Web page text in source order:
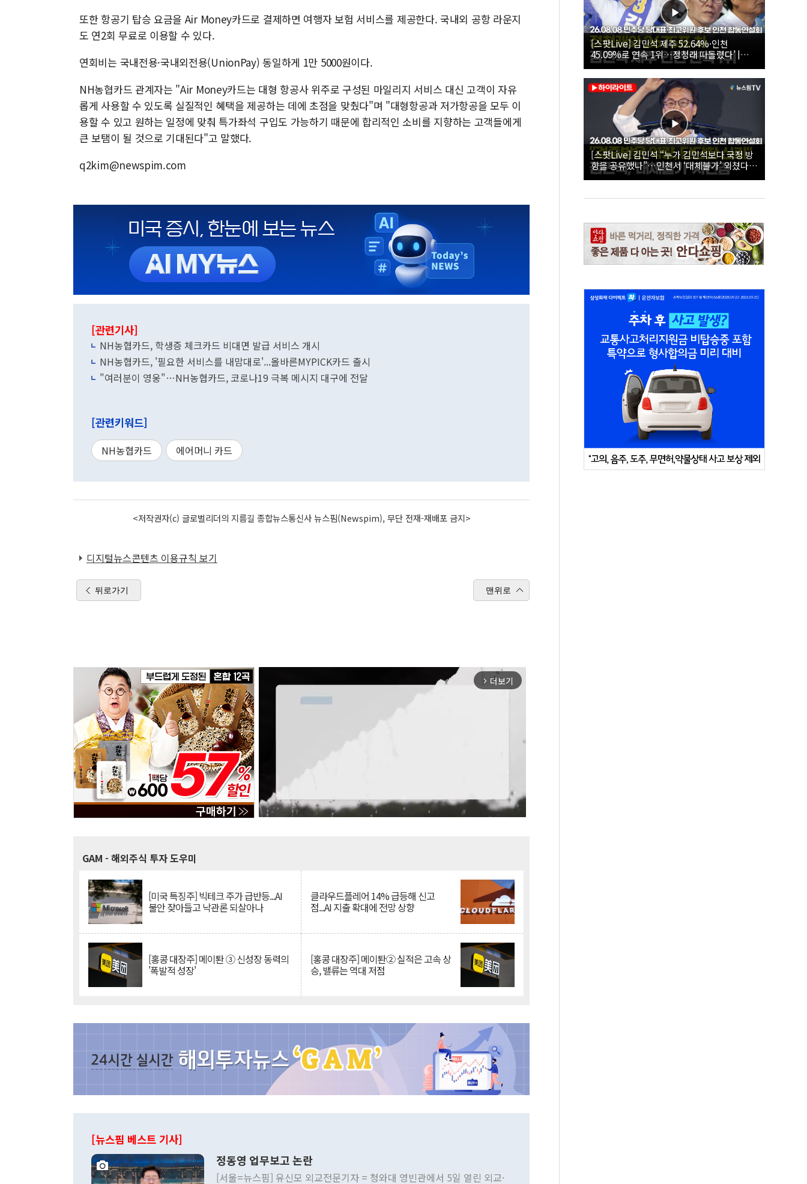
또한 항공기 탑승 요금을 Air Money카드로 결제하면 여행자 보험 서비스를 제공한다. 국내외 공항 라운지
도 연2회 무료로 이용할 수 있다.
연회비는 국내전용·국내외전용(UnionPay) 동일하게 1만 5000원이다.
NH농협카드 관계자는 "Air Money카드는 대형 항공사 위주로 구성된 마일리지 서비스 대신 고객이 자유
롭게 사용할 수 있도록 실질적인 혜택을 제공하는 데에 초점을 맞췄다"며 "대형항공과 저가항공을 모두 이
용할 수 있고 원하는 일정에 맞춰 특가좌석 구입도 가능하기 때문에 합리적인 소비를 지향하는 고객들에게
큰 보탬이 될 것으로 기대된다"고 말했다.
q2kim@newspim.com
[관련기사]
NH농협카드, 학생증 체크카드 비대면 발급 서비스 개시
NH농협카드, '필요한 서비스를 내맘대로'...올바른MYPICK카드 출시
"여러분이 영웅"…NH농협카드, 코로나19 극복 메시지 대구에 전달
[관련키워드]
NH농협카드 에어머니 카드
<저작권자(c) 글로벌리더의 지름길 종합뉴스통신사 뉴스핌(Newspim), 무단 전재-재배포 금지>
디지털뉴스콘텐츠 이용규칙 보기
뒤로가기 맨위로
arrow_forward_ios 더보기
GAM - 해외주식 투자 도우미
[미국 특징주] 빅테크 주가 급반등...AI
불안 잦아들고 낙관론 되살아나
클라우드플레어 14% 급등해 신고
점...AI 지출 확대에 전망 상향
[홍콩 대장주] 메이퇀 ③ 신성장 동력의
'폭발적 성장'
[홍콩 대장주] 메이퇀② 실적은 고속 상
승, 밸류는 역대 저점
[뉴스핌 베스트 기사]
정동영 업무보고 논란
[서울=뉴스핌] 유신모 외교전문기자 = 청와대 영빈관에서 5일 열린 외교·
[스팟Live] 김민석 제주 52.64%·인천
45.09%로 연속 1위…정청래 따돌렸다’ |
26.08.08 더불어민주당 당대표·최고위원 후
보 인천 합동연설회
[스팟Live] 김민석 “누가 김민석보다 국정 방
향을 공유했나”…인천서 ‘대체불가’ 외쳤다 |
26.08.08 더불어민주당 당대표·최고위원 후